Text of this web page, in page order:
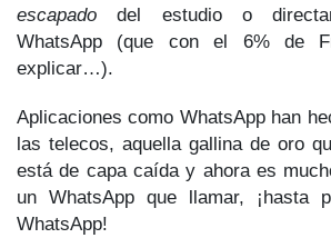
escapado del estudio o
WhatsApp (que con el 6% de
explicar…).
Aplicaciones como WhatsApp han
las telecos, aquella gallina de oro
está de capa caída y ahora es
un WhatsApp que llamar, ¡hasta
WhatsApp!